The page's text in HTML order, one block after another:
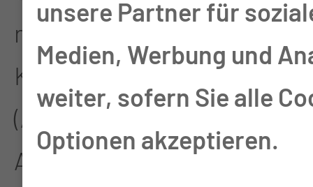
rezidivierenden
Kiefergelenk-Luxationen
(Ausrenkungen) und
Ankylose-Operationen
unsere Partner für
Medien, Werbung und
weiter, sofern Sie alle
Optionen akzeptieren.